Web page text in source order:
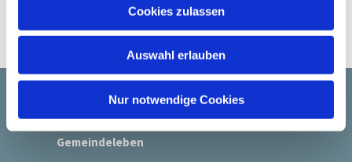
Cookies zulassen
Auswahl erlauben
Nur notwendige Cookies
Startseite
Gemeindeleben